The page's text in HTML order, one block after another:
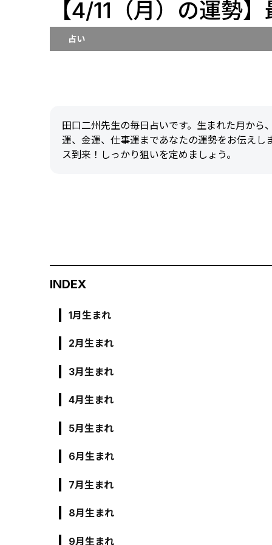
【4/11（月）の運勢
占い
田口二州先生の毎日占いです。生まれた月か
運、金運、仕事運まであなたの運勢をお伝
ス到来！しっかり狙いを定めましょう。
INDEX
1月生まれ
2月生まれ
3月生まれ
4月生まれ
5月生まれ
6月生まれ
7月生まれ
8月生まれ
9月生まれ